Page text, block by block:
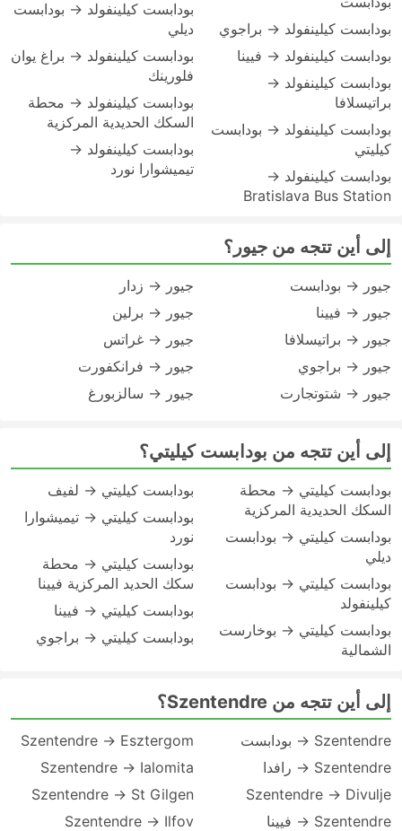
بودابست كيلينفولد → براجوي
بودابست كيلينفولد → فيينا
بودابست كيلينفولد →
براتيسلافا
بودابست كيلينفولد → بودابست
كيليتي
بودابست كيلينفولد →
Bratislava Bus Station
بودابست كيلينفولد → بودابست
ديلي
بودابست كيلينفولد → براغ يوان
فلورينك
بودابست كيلينفولد → محطة
السكك الحديدية المركزية
بودابست كيلينفولد →
تيميشوارا نورد
إلى أين تتجه من جيور؟
جيور → بودابست
جيور → فيينا
جيور → براتيسلافا
جيور → براجوي
جيور → شتوتجارت
جيور → زدار
جيور → برلين
جيور → غراتس
جيور → فرانكفورت
جيور → سالزبورغ
إلى أين تتجه من بودابست كيليتي؟
بودابست كيليتي → محطة
السكك الحديدية المركزية
بودابست كيليتي → بودابست
ديلي
بودابست كيليتي → بودابست
كيلينفولد
بودابست كيليتي → بوخارست
الشمالية
بودابست كيليتي → لفيف
بودابست كيليتي → تيميشوارا
نورد
بودابست كيليتي → محطة
سكك الحديد المركزية فيينا
بودابست كيليتي → فيينا
بودابست كيليتي → براجوي
إلى أين تتجه من Szentendre؟
Szentendre → بودابست
Szentendre → رافدا
Szentendre → Divulje
Szentendre → فيينا
Szentendre → Esztergom
Szentendre → Ialomita
Szentendre → St Gilgen
Szentendre → Ilfov